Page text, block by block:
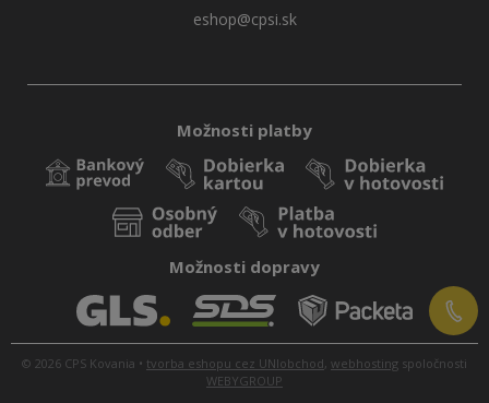
eshop@cpsi.sk
Možnosti platby
Možnosti dopravy
© 2026 CPS Kovania • tvorba eshopu cez UNIobchod, webhosting spoločnosti
WEBYGROUP